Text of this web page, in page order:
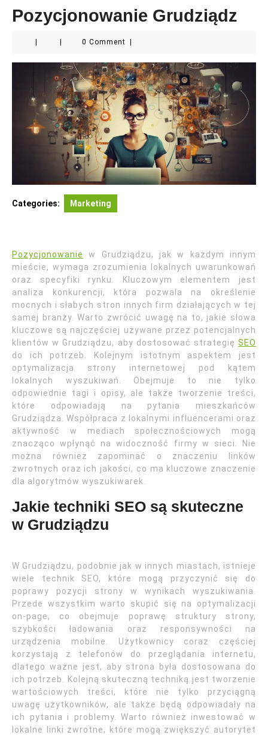
Pozycjonowanie Grudziądz
0 Comment
Categories: Marketing
Pozycjonowanie
w Grudziądzu, jak w każdym innym
mieście, wymaga zrozumienia lokalnych uwarunkowań
oraz specyfiki rynku. Kluczowym elementem jest
analiza konkurencji, która pozwala na określenie
mocnych i słabych stron innych firm działających w tej
samej branży. Warto zwrócić uwagę na to, jakie słowa
kluczowe są najczęściej używane przez potencjalnych
klientów w Grudziądzu, aby dostosować strategię SEO
do ich potrzeb. Kolejnym istotnym aspektem jest
optymalizacja strony internetowej pod kątem
lokalnych wyszukiwań. Obejmuje to nie tylko
odpowiednie tagi i opisy, ale także tworzenie treści,
które odpowiadają na pytania mieszkańców
Grudziądza. Współpraca z lokalnymi influencerami oraz
aktywność w mediach społecznościowych mogą
znacząco wpłynąć na widoczność firmy w sieci. Nie
można również zapominać o znaczeniu linków
zwrotnych oraz ich jakości, co ma kluczowe znaczenie
dla algorytmów wyszukiwarek.
Jakie techniki SEO są skuteczne
w Grudziądzu
W Grudziądzu, podobnie jak w innych miastach, istnieje
wiele technik SEO, które mogą przyczynić się do
poprawy pozycji strony w wynikach wyszukiwania.
Przede wszystkim warto skupić się na optymalizacji
on-page, co obejmuje poprawę struktury strony,
szybkości ładowania oraz responsywności na
urządzenia mobilne. Użytkownicy coraz częściej
korzystają z telefonów do przeglądania internetu,
dlatego ważne jest, aby strona była dostosowana do
ich potrzeb. Kolejną skuteczną techniką jest tworzenie
wartościowych treści, które nie tylko przyciągną
uwagę użytkowników, ale także będą odpowiadały na
ich pytania i problemy. Warto również inwestować w
lokalne linki zwrotne, które mogą zwiększyć autorytet